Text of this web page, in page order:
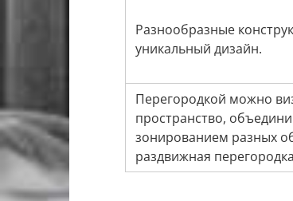
Разнообразные
уникальный дизайн.
Перегородкой можно
пространство,
зонированием разных
раздвижная